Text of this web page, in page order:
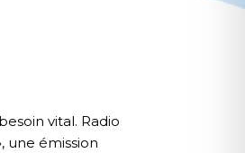
vital. Radio
une émission